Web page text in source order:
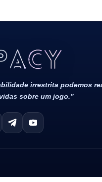
2023​
irrestrita podemos
sobre um jogo.”